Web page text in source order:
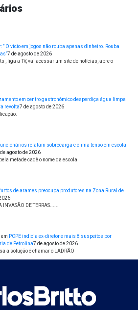
” O vício em jogos não rouba apenas dinheiro. Rouba
7 de agosto de 2026
, liga a TV, vai acessar um site de notícias, abre o
em centro gastronômico desperdiça água limpa
revolta7 de agosto de 2026
relatam sobrecarga e clima tenso em escola
agosto de 2026
metade cadê o nome da escola
de arames preocupa produtores na Zona Rural de
INVASÃO DE TERRAS......
em PCPE indicia ex-diretor e mais 8 suspeitos por
de Petrolina7 de agosto de 2026
a solução é chamar o LADRÃO